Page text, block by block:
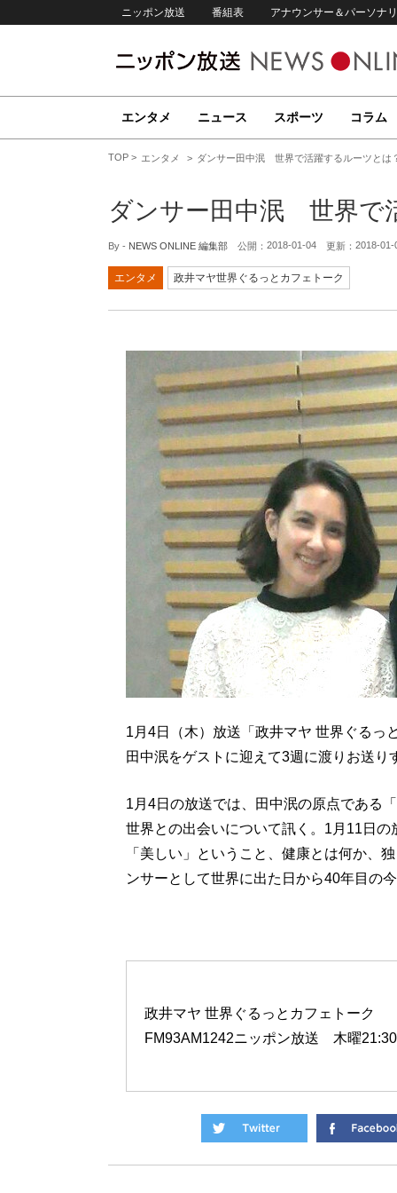
ニッポン放送 番組表 アナウンサー＆パーソナ
エンタメ ニュース スポーツ コラム
TOP エンタメ ダンサー田中泯 世界で活躍するルーツとは
ダンサー田中泯 世界で
By - NEWS ONLINE 編集部 公開： 2018-01-04 更新： 2018-01-
エンタメ 政井マヤ世界ぐるっとカフェトーク
1月4日（木）放送「政井マヤ 世界ぐるっ
田中泯をゲストに迎えて3週に渡りお送り
1月4日の放送では、田中泯の原点である
世界との出会いについて訊く。1月11日
「美しい」ということ、健康とは何か、
ンサーとして世界に出た日から40年目の
政井マヤ 世界ぐるっとカフェトーク
FM93AM1242ニッポン放送 木曜